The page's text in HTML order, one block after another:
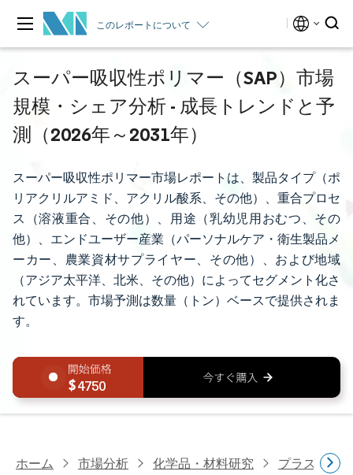
このレポートについて
スーパー吸収性ポリマー（SAP）市場
規模・シェア分析 - 成長トレンドと予
測（2026年～2031年）
スーパー吸収性ポリマー市場レポートは、製品タイプ（ポ
リアクリルアミド、アクリル酸系、その他）、重合プロセ
ス（溶液重合、その他）、用途（乳幼児用おむつ、その
他）、エンドユーザー産業（パーソナルケア・衛生製品メ
ーカー、農業資材サプライヤー、その他）、および地域
（アジア太平洋、北米、その他）によってセグメント化さ
れています。市場予測は数量（トン）ベースで提供されま
す。
4750
ホーム 市場分析 化学品・材料研究 プラスチッ